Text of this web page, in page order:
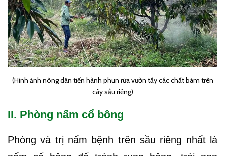
(Hình ảnh nông dân tiến hành phun rửa vườn tẩy các chất bám trên
cây sầu riêng)
II. Phòng nấm cổ bông
Phòng và trị nấm bệnh trên sầu riêng nhất là